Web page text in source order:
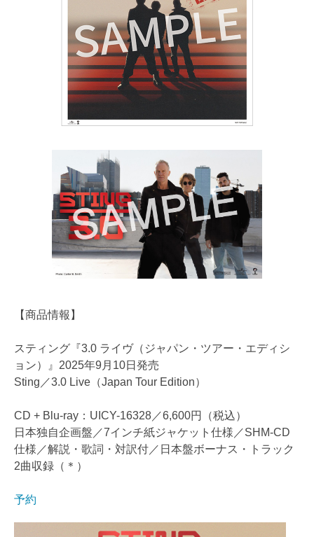
【商品情報】
スティング『3.0 ライヴ（ジャパン・ツアー・エディシ
ョン）』2025年9月10日発売
Sting／3.0 Live（Japan Tour Edition）
CD + Blu-ray：UICY-16328／6,600円（税込）
日本独自企画盤／7インチ紙ジャケット仕様／SHM-CD
仕様／解説・歌詞・対訳付／日本盤ボーナス・トラック
2曲収録（＊）
予約